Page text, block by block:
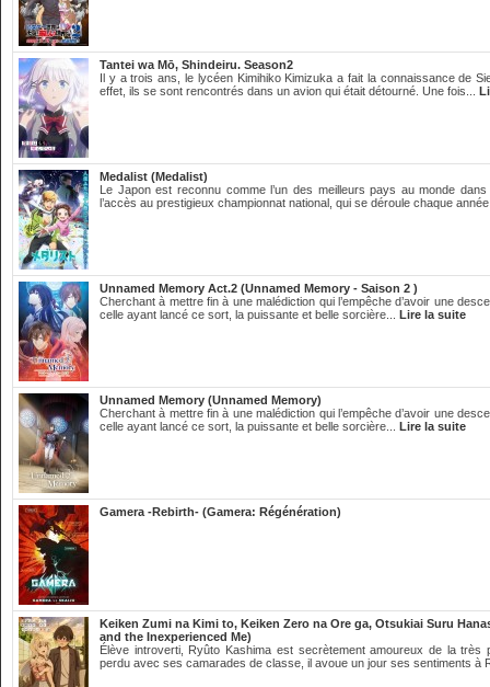
Tantei wa Mō, Shindeiru. Season2
Il y a trois ans, le lycéen Kimihiko Kimizuka a fait la connaissance de
effet, ils se sont rencontrés dans un avion qui était détourné. Une fois...
Medalist (Medalist)
Le Japon est reconnu comme l’un des meilleurs pays au monde
l’accès au prestigieux championnat national, qui se déroule chaque
Unnamed Memory Act.2 (Unnamed Memory - Saison 2 )
Cherchant à mettre fin à une malédiction qui l’empêche d’avoir une
celle ayant lancé ce sort, la puissante et belle sorcière... Lire la suite
Unnamed Memory (Unnamed Memory)
Cherchant à mettre fin à une malédiction qui l’empêche d’avoir une
celle ayant lancé ce sort, la puissante et belle sorcière... Lire la suite
Gamera -Rebirth- (Gamera: Régénération)
Keiken Zumi na Kimi to, Keiken Zero na Ore ga, Otsukiai Suru
and the Inexperienced Me)
Élève introverti, Ryûto Kashima est secrètement amoureux de la très
perdu avec ses camarades de classe, il avoue un jour ses sentiments à